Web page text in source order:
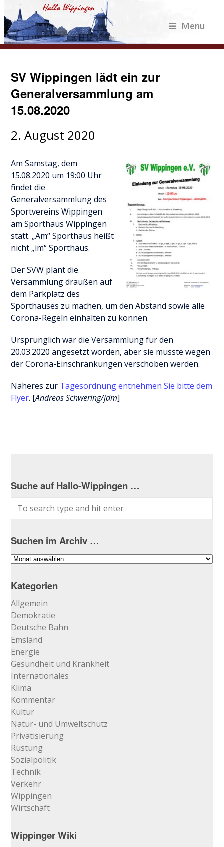
Menu
SV Wippingen lädt ein zur
Generalversammlung am
15.08.2020
2. August 2020
Am Samstag, dem
15.08.2020 um 19:00 Uhr
findet die
Generalversammlung des
Sportvereins Wippingen
am Sporthaus Wippingen
statt. „Am“ Sporthaus heißt
nicht „im“ Sporthaus.
Der SVW plant die
Versammlung draußen auf
dem Parkplatz des
Sporthauses zu machen, um den Abstand sowie alle
Corona-Regeln einhalten zu können.
Ursprünglich war die Versammlung für den
20.03.2020 angesetzt worden, aber sie musste wegen
der Corona-Einschränkungen verschoben werden.
Näheres zur Tagesordnung entnehmen Sie bitte dem
Flyer. [Andreas Schwering/jdm]
Suche auf Hallo-Wippingen …
Suchen im Archiv …
Suchen
Archiv
Kategorien
Allgemein
Demokratie
Deutsche Bahn
Emsland
Energie
Gesundheit und Krankheit
Internationales
Klima
Kommentar
Kultur
Natur- und Umweltschutz
Privatisierung
Rüstung
Sozialpolitik
Technik
Verkehr
Wippingen
Wirtschaft
Wippinger Wiki